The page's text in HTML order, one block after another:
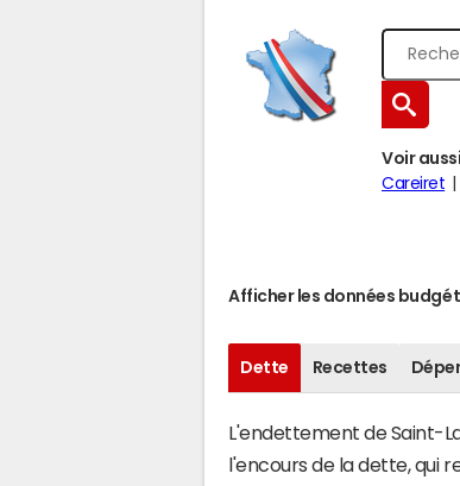
Voir
Careiret
Afficher les données
Dette Recettes
L'endettement de Saint-
l'encours de la dette, qui